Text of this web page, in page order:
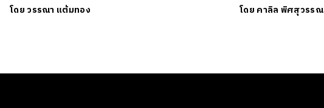
โดยวรรณา แต้มทอง โดย คาลิล พิศสุวรรณ